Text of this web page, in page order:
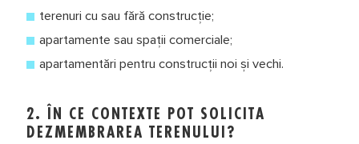
terenuri cu sau fără construcție;
apartamente sau spații comerciale;
apartamentări pentru construcții noi și vechi.
2. ÎN CE CONTEXTE POT SOLICITA
DEZMEMBRAREA TERENULUI?
Dacă vrei să construiești o casă, trebuie să știi că
informația corectă te poate salva de situații cu
adevărat enervante.
DESCARCĂ EBOOK-UL